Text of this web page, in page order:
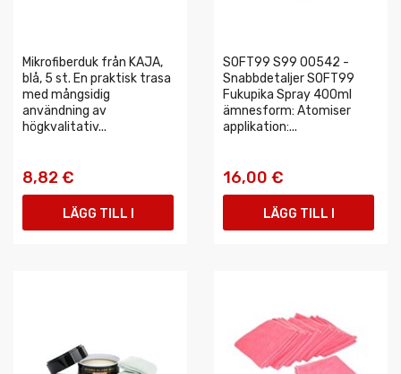
Mikrofiberduk från KAJA,
blå, 5 st. En praktisk trasa
med mångsidig
användning av
högkvalitativ...
8,82 €
LÄGG TILL I
SOFT99 S99 00542 -
Snabbdetaljer SOFT99
Fukupika Spray 400ml
ämnesform: Atomiser
applikation:...
16,00 €
LÄGG TILL I